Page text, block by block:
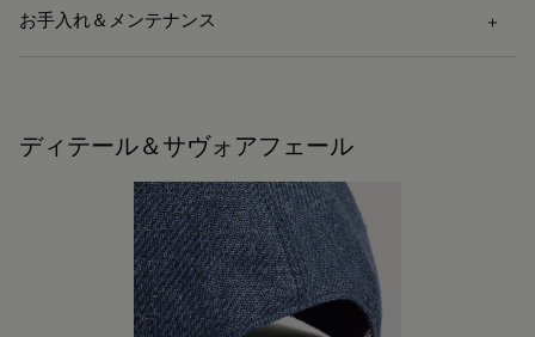
ライニング：キュプラ 100％
グログランのディテール：ビスコース 50%、コットン 50%
カーフスキン＆ラムスキンのディテール
ベルルッティは、持続可能な原材料の使用を重視していま
す。現在、メゾンで使用する主要な素材の92%以上が、最も
厳しい基準を満たす認証を受けています。
私たちの素材の起源を探る
お手入れ＆メンテナンス
皮革専門のドライクリーニング
靴職人であり靴の修理職人でもあったアレッサンドロ・ベル
ディテール＆サヴォアフェール